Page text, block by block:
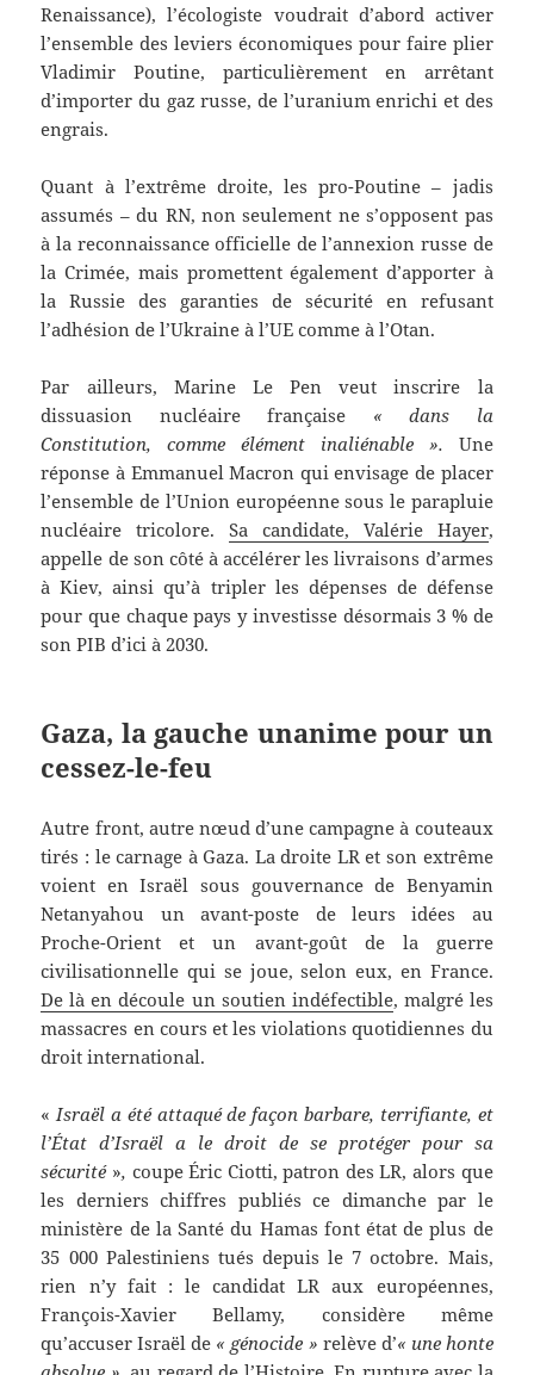
Renaissance), l’écologiste voudrait d’abord activer
l’ensemble des leviers économiques pour faire plier
Vladimir Poutine, particulièrement en arrêtant
d’importer du gaz russe, de l’uranium enrichi et des
engrais.
Quant à l’extrême droite, les pro-Poutine – jadis
assumés – du RN, non seulement ne s’opposent pas
à la reconnaissance officielle de l’annexion russe de
la Crimée, mais promettent également d’apporter à
la Russie des garanties de sécurité en refusant
l’adhésion de l’Ukraine à l’UE comme à l’Otan.
Par ailleurs, Marine Le Pen veut inscrire la
dissuasion nucléaire française « dans la
Constitution, comme élément inaliénable ». Une
réponse à Emmanuel Macron qui envisage de placer
l’ensemble de l’Union européenne sous le parapluie
nucléaire tricolore.Sa candidate, Valérie Hayer,
appelle de son côté à accélérer les livraisons d’armes
à Kiev, ainsi qu’à tripler les dépenses de défense
pour que chaque pays y investisse désormais 3 % de
son PIB d’ici à 2030.
Gaza, la gauche unanime pour un
cessez-le-feu
Autre front, autre nœud d’une campagne à couteaux
tirés : le carnage à Gaza. La droite LR et son extrême
voient en Israël sous gouvernance de Benyamin
Netanyahou un avant-poste de leurs idées au
Proche-Orient et un avant-goût de la guerre
civilisationnelle qui se joue, selon eux, en France.
De là en découle un soutien indéfectible, malgré les
massacres en cours et les violations quotidiennes du
droit international.
« Israël a été attaqué de façon barbare, terrifiante, et
l’État d’Israël a le droit de se protéger pour sa
sécurité», coupe Éric Ciotti, patron des LR, alors que
les derniers chiffres publiés ce dimanche par le
ministère de la Santé du Hamas font état de plus de
35 000 Palestiniens tués depuis le 7 octobre. Mais,
rien n’y fait : le candidat LR aux européennes,
François-Xavier Bellamy, considère même
qu’accuser Israël de « génocide » relève d’« une honte